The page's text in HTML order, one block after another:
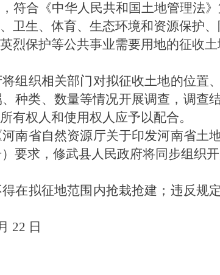
符合《中华人民共和国土地管理法
卫生、体育、生态环境和资源保护
烈保护等公共事业需要用地的征收土
组织相关部门对拟征收土地的位置
种类、数量等情况开展调查，调查
有权人和使用权人应予以配合。
南省自然资源厅关于印发河南省土
要求，修武县人民政府将同步组织
在拟征地范围内抢栽抢建；违反规
22 日